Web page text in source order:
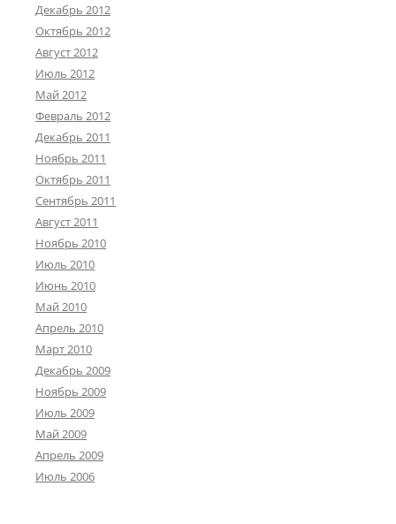
Декабрь 2012
Октябрь 2012
Август 2012
Июль 2012
Май 2012
Февраль 2012
Декабрь 2011
Ноябрь 2011
Октябрь 2011
Сентябрь 2011
Август 2011
Ноябрь 2010
Июль 2010
Июнь 2010
Май 2010
Апрель 2010
Март 2010
Декабрь 2009
Ноябрь 2009
Июль 2009
Май 2009
Апрель 2009
Июль 2006